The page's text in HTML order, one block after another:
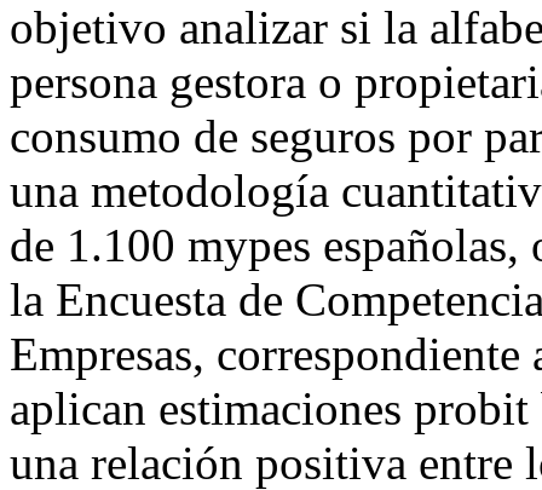
objetivo analizar si la
persona gestora o
consumo de seguros por
una metodología
de 1.100 mypes
la Encuesta de
Empresas,
aplican estimaciones
una relación positiva entre